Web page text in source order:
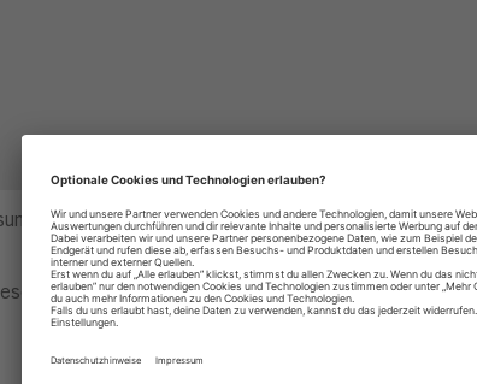
Privatsphäre-Einstellungen